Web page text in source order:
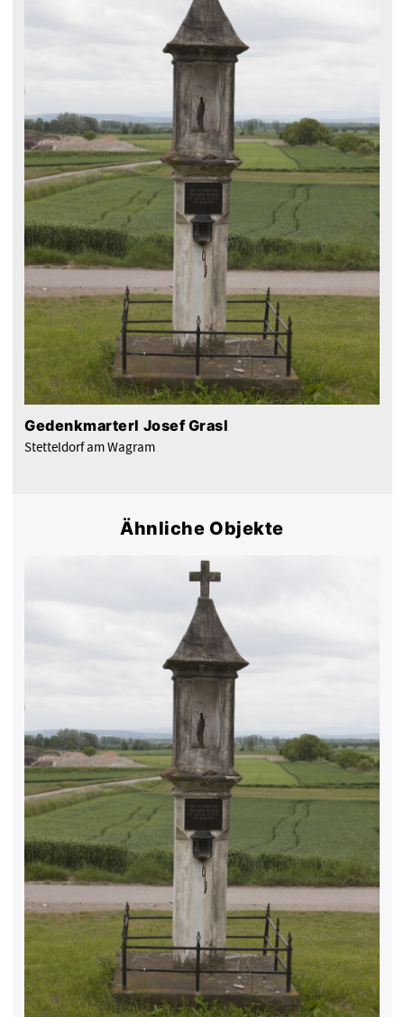
Gedenkmarterl Josef Grasl
Stetteldorf am Wagram
Ähnliche Objekte